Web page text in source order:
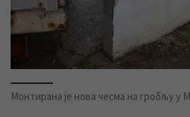
Монтирана је нова чесма на гробљу